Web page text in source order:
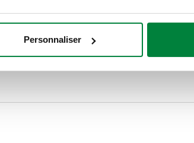
Personnaliser